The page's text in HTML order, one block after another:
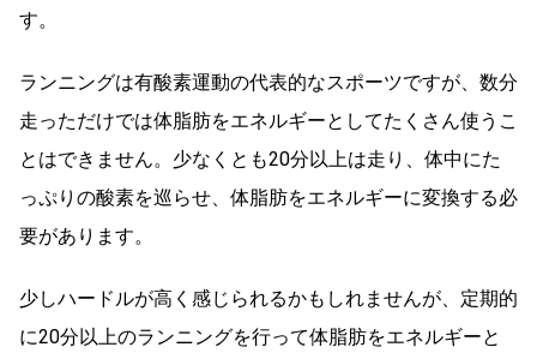
す。
ランニングは有酸素運動の代表的なスポーツですが、数分
走っただけでは体脂肪をエネルギーとしてたくさん使うこ
とはできません。少なくとも20分以上は走り、体中にた
っぷりの酸素を巡らせ、体脂肪をエネルギーに変換する必
要があります。
少しハードルが高く感じられるかもしれませんが、定期的
に20分以上のランニングを行って体脂肪をエネルギーと